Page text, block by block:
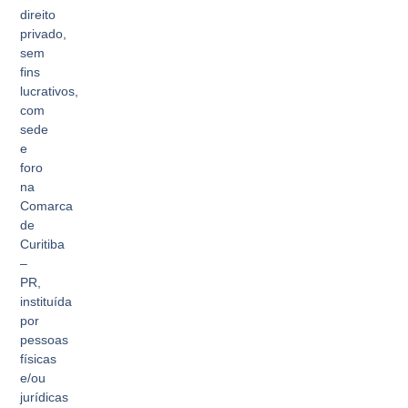
direito
privado,
sem
fins
lucrativos,
com
sede
e
foro
na
Comarca
de
Curitiba
–
PR,
instituída
por
pessoas
físicas
e/ou
jurídicas